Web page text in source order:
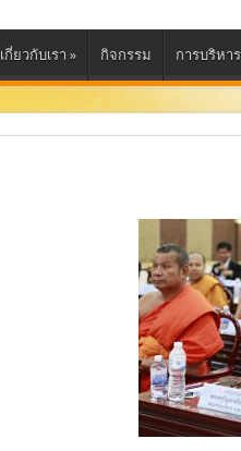
เกี่ยวกับเรา » กิจกรรม การบริหา